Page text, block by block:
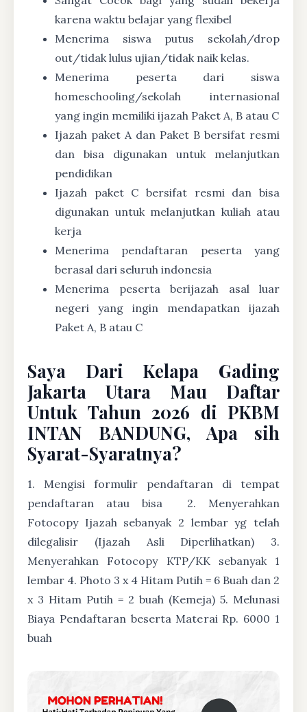
karena waktu belajar yang flexibel
Menerima siswa putus sekolah/drop
out/tidak lulus ujian/tidak naik kelas.
Menerima peserta dari siswa
homeschooling/sekolah internasional
yang ingin memiliki ijazah Paket A, B atau C
Ijazah paket A dan Paket B bersifat resmi
dan bisa digunakan untuk melanjutkan
pendidikan
Ijazah paket C bersifat resmi dan bisa
digunakan untuk melanjutkan kuliah atau
kerja
Menerima pendaftaran peserta yang
berasal dari seluruh indonesia
Menerima peserta berijazah asal luar
negeri yang ingin mendapatkan ijazah
Paket A, B atau C
Saya Dari Kelapa Gading
Jakarta Utara Mau Daftar
Untuk Tahun 2026 di PKBM
INTAN BANDUNG, Apa sih
Syarat-Syaratnya?
1. Mengisi formulir pendaftaran di tempat
pendaftaran atau bisa
2. Menyerahkan
Fotocopy Ijazah sebanyak 2 lembar yg telah
dilegalisir (Ijazah Asli Diperlihatkan) 3.
Menyerahkan Fotocopy KTP/KK sebanyak 1
lembar 4. Photo 3 x 4 Hitam Putih = 6 Buah dan 2
x 3 Hitam Putih = 2 buah (Kemeja) 5. Melunasi
Biaya Pendaftaran beserta Materai Rp. 6000 1
buah